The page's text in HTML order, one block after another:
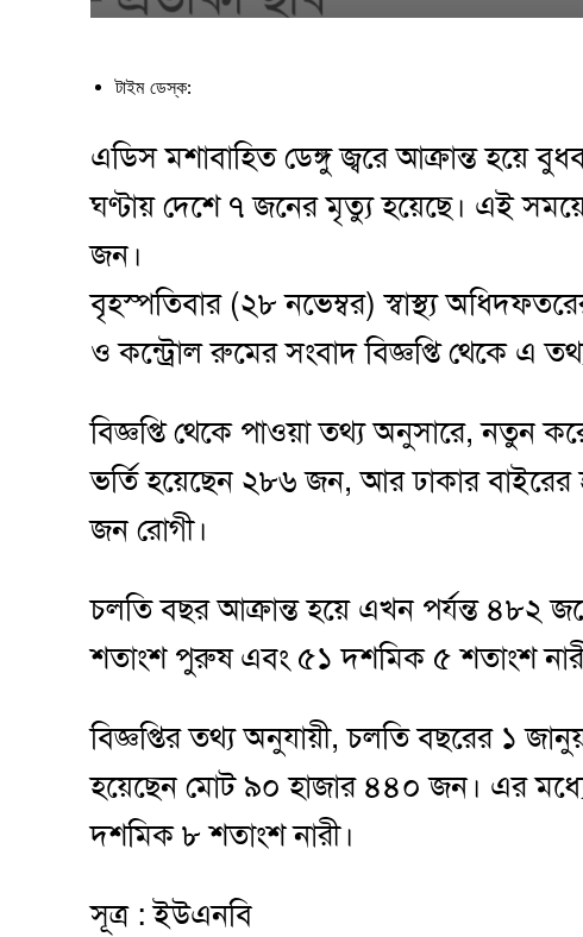
টাইম ডেস্ক:
এডিস মশাবাহিত ডেঙ্গু জ্বরে আক্রান্ত হয়ে
ঘণ্টায় দেশে ৭ জনের মৃত্যু হয়েছে। এই
জন।
বৃহস্পতিবার (২৮ নভেম্বর) স্বাস্থ্য
ও কন্ট্রোল রুমের সংবাদ বিজ্ঞপ্তি থেকে এ
বিজ্ঞপ্তি থেকে পাওয়া তথ্য অনুসারে, নতুন
ভর্তি হয়েছেন ২৮৬ জন, আর ঢাকার
জন রোগী।
চলতি বছর আক্রান্ত হয়ে এখন পর্যন্ত ৪৮২
শতাংশ পুরুষ এবং ৫১ দশমিক ৫ শতাংশ
বিজ্ঞপ্তির তথ্য অনুযায়ী, চলতি বছরের ১
হয়েছেন মোট ৯০ হাজার ৪৪০ জন। এর
দশমিক ৮ শতাংশ নারী।
সূত্র : ইউএনবি